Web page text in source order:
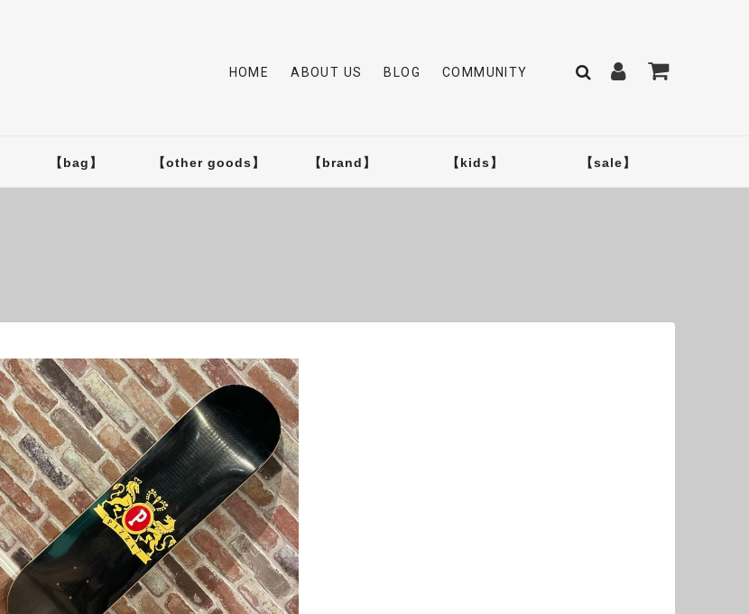
HOME ABOUT US BLOG COMMUNITY
【bag】 【other goods】 【brand】 【kids】 【sale】